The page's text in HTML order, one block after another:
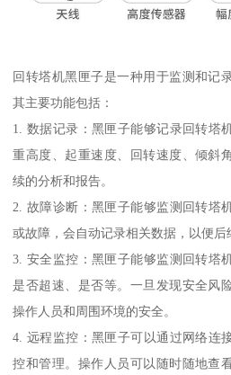
回转塔机黑匣子是一种用于监测和记
其主要功能包括：
1. 数据记录：黑匣子能够记录回转塔
重高度、起重速度、回转速度、倾斜
续的分析和报告。
2. 故障诊断：黑匣子能够监测回转塔
或故障，会自动记录相关数据，以便后
3. 安全监控：黑匣子能够监测回转塔
是否超速、是否等。一旦发现安全风
操作人员和周围环境的安全。
4. 远程监控：黑匣子可以通过网络连
控和管理。操作人员可以随时随地查